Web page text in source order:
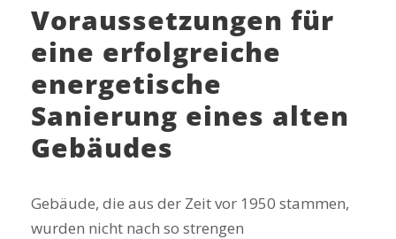
Voraussetzungen für
eine erfolgreiche
energetische
Sanierung eines alten
Gebäudes
Gebäude, die aus der Zeit vor 1950 stammen,
wurden nicht nach so strengen